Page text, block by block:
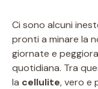
Ci sono alcuni
pronti a minare la
giornate e
quotidiana. Tra
la cellulite, vero e